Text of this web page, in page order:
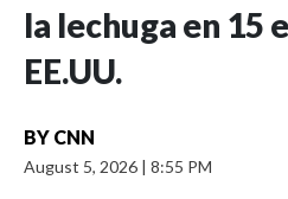
la lechuga en 15
EE.UU.
BY CNN
August 5, 2026 | 8:55 PM